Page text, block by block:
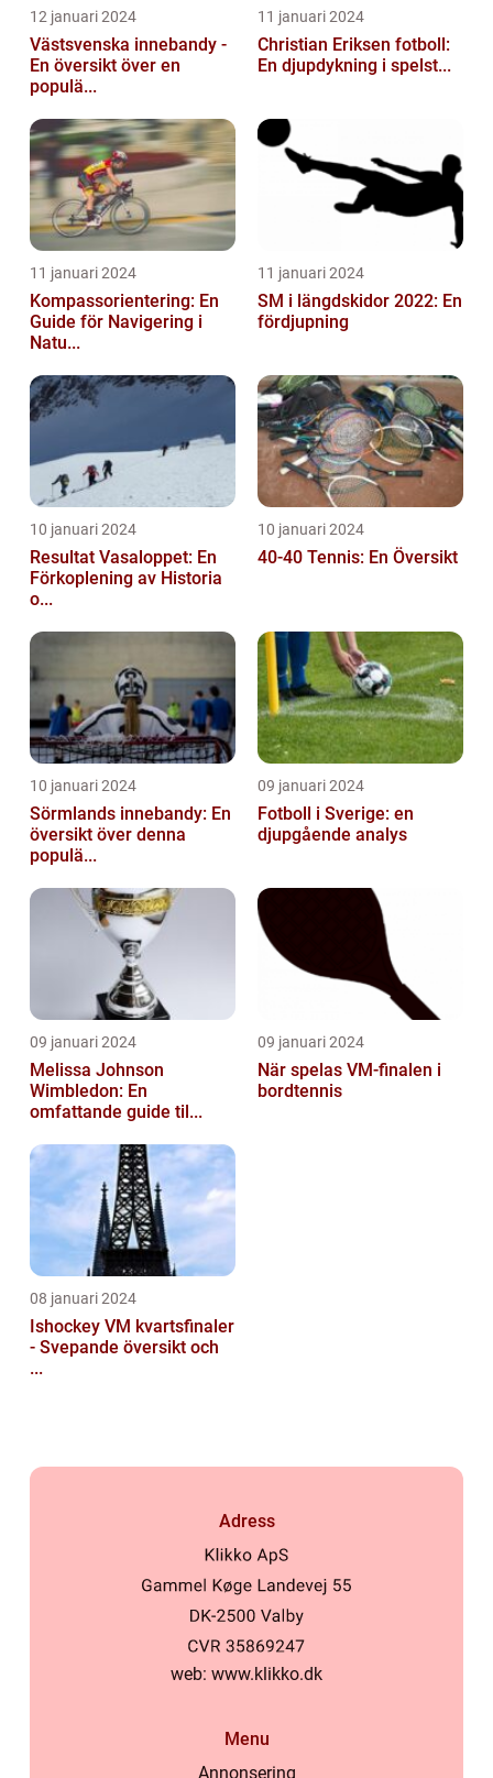
12 januari 2024
Västsvenska innebandy -
En översikt över en
populä...
11 januari 2024
Christian Eriksen fotboll:
En djupdykning i spelst...
11 januari 2024
Kompassorientering: En
Guide för Navigering i
Natu...
11 januari 2024
SM i längdskidor 2022: En
fördjupning
10 januari 2024
Resultat Vasaloppet: En
Förkoplening av Historia
o...
10 januari 2024
40-40 Tennis: En Översikt
10 januari 2024
Sörmlands innebandy: En
översikt över denna
populä...
09 januari 2024
Fotboll i Sverige: en
djupgående analys
09 januari 2024
Melissa Johnson
Wimbledon: En
omfattande guide til...
09 januari 2024
När spelas VM-finalen i
bordtennis
08 januari 2024
Ishockey VM kvartsfinaler
- Svepande översikt och
...
Adress
web: www.klikko.dk
Menu
Annonsering